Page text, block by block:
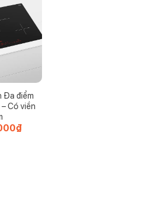
Đa điểm
Có viền
₫